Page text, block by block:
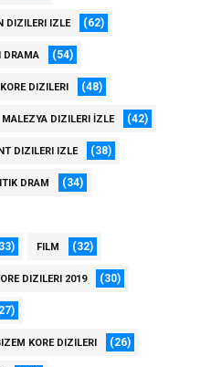
DIZILERI IZLE (62)
DRAMA (54)
DIZILERI (48)
MALEZYA DIZILERI İZLE (42)
DIZILERI IZLE (38)
DRAM (34)
FILM (32)
DIZILERI 2019 (30)
KORE DIZILERI (26)